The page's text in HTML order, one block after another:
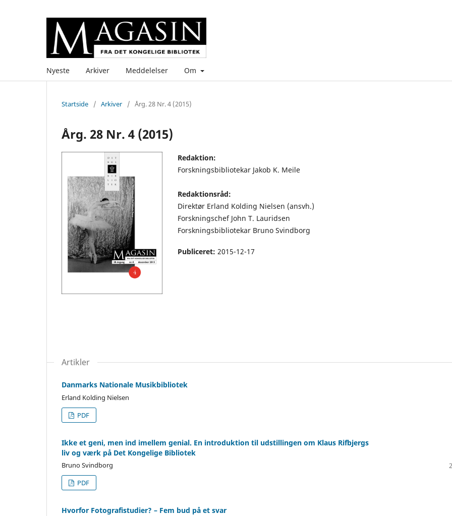
Nyeste Arkiver Meddelelser Om
Startside / Arkiver / Årg. 28 Nr. 4 (2015)
Årg. 28 Nr. 4 (2015)
Redaktion:
Forskningsbibliotekar Jakob K. Meile
Redaktionsråd:
Direktør Erland Kolding Nielsen (ansvh.)
Forskningschef John T. Lauridsen
Forskningsbibliotekar Bruno Svindborg
Publiceret: 2015-12-17
Artikler
Danmarks Nationale Musikbibliotek
Erland Kolding Nielsen
PDF
Ikke et geni, men ind imellem genial. En introduktion til udstillingen om Klaus Rifbjergs
liv og værk på Det Kongelige Bibliotek
Bruno Svindborg
PDF
Hvorfor Fotografistudier? – Fem bud på et svar